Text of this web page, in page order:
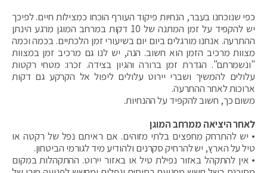
כפי שנוכחנו בעבר, הנחיות פיקוד העורף הוכחו כמצילות חיים. לפיכך
יש להקפיד על זמן המתנה של 10 דקות במרחב המוגן מרגע הינתן
ההתרעה. אנחנו מורגלים ביום יום בשיעורי זמן הלכתיים. בכמה וכמה
מצוות מרכיב הזמן הוא חשוב. הנה, יש לנו גם מרכיב זמן במצוות
"ונשמרתם". הגדרת זמן ברורה והגיון בצידה. זכרו: מטחי רקטות
עלולים להמשיך ושברי יירוט עלולים ליפול אל הקרקע גם דקות
ארוכות לאחר ההתרעה.
משום כך, חשוב להקפיד על ההנחיות.
לאחר היציאה ממרחב המוגן
• יש להתרחק מחפצים בלתי מזוהים. אם ראיתם נפל של רקטה או
טיל על הארץ, יש להרחיק סקרנים ולהודיע מיד לגורמי הביטחון.
• אין להתקהל באזור נפילת טיל או באזור יירוט. ההתקהלות במקום